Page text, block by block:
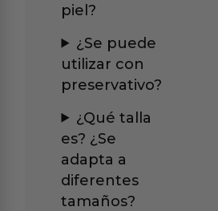
piel?
¿Se puede
utilizar con
preservativo?
¿Qué talla
es? ¿Se
adapta a
diferentes
tamaños?